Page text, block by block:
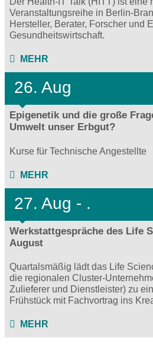
Veranstaltungsreihe in Berlin-
Hersteller, Berater, Forscher und
Gesundheitswirtschaft.
MEHR
26. Aug
Epigenetik und die große
Umwelt unser Erbgut?
Kurse für Technische Angestellte
MEHR
27. Aug - .
Werkstattgespräche des Life
August
Quartalsmäßig lädt das Life
die regionalen Cluster-
Zulieferer und Dienstleister) zu
Frühstück mit Fachvortrag ins
MEHR